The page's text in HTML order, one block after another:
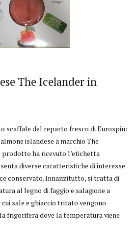
The Icelander in
scaffale del reparto fresco di Eurospin:
islandese a marchio The
prodotto ha ricevuto l’etichetta
diverse caratteristiche di interesse
conservato. Innanzitutto, si tratta di
al legno di faggio e salagione a
sale e ghiaccio tritato vengono
frigorifera dove la temperatura viene